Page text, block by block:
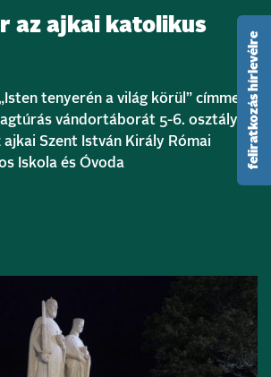
az ajkai katolikus
tenyerén a világ körül” címmel
vándortáborát 5-6. osztályos
Szent István Király Római
Iskola és Óvoda
feliratkozás hírlevélre